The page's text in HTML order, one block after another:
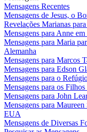
Mensagens Recentes
Mensagens de Jesus, o
Revelações Marianas
Mensagens para Anne
Mensagens para Maria
Alemanha
Mensagens para Marcos
Mensagens para Edson
Mensagens para o
Mensagens para os
Mensagens para John
Mensagens para
EUA
Mensagens de Diversas